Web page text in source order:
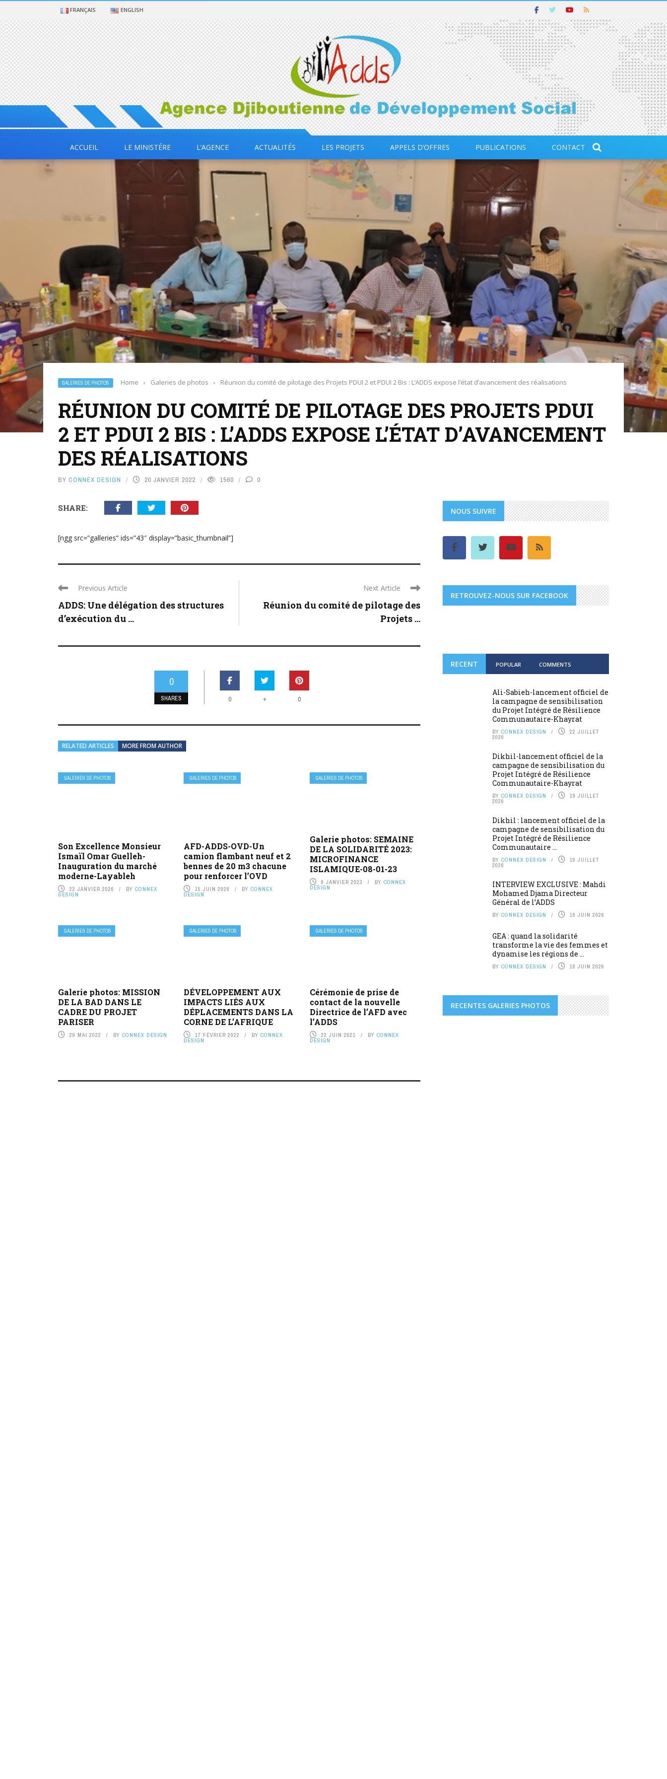
FRANÇAIS ENGLISH
ACCUEIL LE MINISTÉRE L’AGENCE ACTUALITÉS LES PROJETS APPELS D’OFFRES PUBLICATIONS CONTACT
GALERIES DE PHOTOS Home › Galeries de photos › Réunion du comité de pilotage des Projets PDUI 2 et PDUI 2 Bis : L’ADDS expose l’état d’avancement des réalisations
RÉUNION DU COMITÉ DE PILOTAGE DES PROJETS PDUI
2 ET PDUI 2 BIS : L’ADDS EXPOSE L’ÉTAT D’AVANCEMENT
DES RÉALISATIONS
BY CONNEX DESIGN 20 JANVIER 2022 1560 0
SHARE:
[ngg src=”galleries” ids=”43″ display=”basic_thumbnail”]
Previous Article
ADDS: Une délégation des structures
d’exécution du ...
Next Article
Réunion du comité de pilotage des
Projets ...
0
SHARES 0 + 0
RELATED ARTICLES MORE FROM AUTHOR
GALERIES DE PHOTOS
Son Excellence Monsieur
Ismaïl Omar Guelleh-
Inauguration du marché
moderne-Layableh
22 JANVIER 2026 BY CONNEX
DESIGN
GALERIES DE PHOTOS
AFD-ADDS-OVD-Un
camion flambant neuf et 2
bennes de 20 m3 chacune
pour renforcer l’OVD
15 JUIN 2026 BYCONNEX
DESIGN
GALERIES DE PHOTOS
Galerie photos: SEMAINE
DE LA SOLIDARITÉ 2023:
MICROFINANCE
ISLAMIQUE-08-01-23
9 JANVIER 2023 BY CONNEX
DESIGN
GALERIES DE PHOTOS
Galerie photos: MISSION
DE LA BAD DANS LE
CADRE DU PROJET
PARISER
29 MAI 2022 BY CONNEX DESIGN
GALERIES DE PHOTOS
DÉVELOPPEMENT AUX
IMPACTS LIÉS AUX
DÉPLACEMENTS DANS LA
CORNE DE L’AFRIQUE
17 FÉVRIER 2022 BYCONNEX
DESIGN
GALERIES DE PHOTOS
Cérémonie de prise de
contact de la nouvelle
Directrice de l’AFD avec
l’ADDS
22 JUIN 2021 BY CONNEX
DESIGN
NOUS SUIVRE
RETROUVEZ-NOUS SUR FACEBOOK
RECENT POPULAR COMMENTS
Ali-Sabieh-lancement officiel de
la campagne de sensibilisation
du Projet Intégré de Résilience
Communautaire-Khayrat
BY CONNEX DESIGN 22 JUILLET
2026
Dikhil-lancement officiel de la
campagne de sensibilisation du
Projet Intégré de Résilience
Communautaire-Khayrat
BY CONNEX DESIGN 19 JUILLET
2026
Dikhil : lancement officiel de la
campagne de sensibilisation du
Projet Intégré de Résilience
Communautaire ...
BY CONNEX DESIGN 19 JUILLET
2026
INTERVIEW EXCLUSIVE : Mahdi
Mohamed Djama Directeur
Général de l’ADDS
BY CONNEX DESIGN 18 JUIN 2026
GEA : quand la solidarité
transforme la vie des femmes et
dynamise les régions de ...
BY CONNEX DESIGN 18 JUIN 2026
RECENTES GALERIES PHOTOS